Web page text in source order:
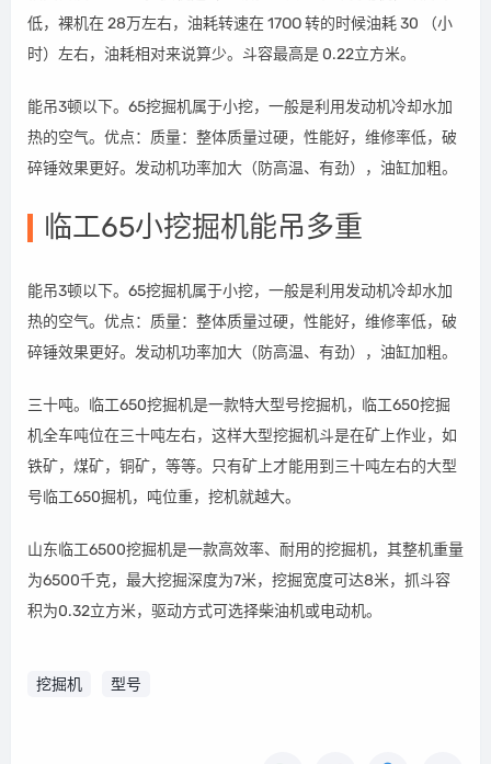
低，裸机在 28万左右，油耗转速在 17OO 转的时候油耗 30 （小
时）左右，油耗相对来说算少。斗容最高是 0.22立方米。
能吊3顿以下。65挖掘机属于小挖，一般是利用发动机冷却水加
热的空气。优点：质量：整体质量过硬，性能好，维修率低，破
碎锤效果更好。发动机功率加大（防高温、有劲），油缸加粗。
临工65小挖掘机能吊多重
能吊3顿以下。65挖掘机属于小挖，一般是利用发动机冷却水加
热的空气。优点：质量：整体质量过硬，性能好，维修率低，破
碎锤效果更好。发动机功率加大（防高温、有劲），油缸加粗。
三十吨。临工650挖掘机是一款特大型号挖掘机，临工650挖掘
机全车吨位在三十吨左右，这样大型挖掘机斗是在矿上作业，如
铁矿，煤矿，铜矿，等等。只有矿上才能用到三十吨左右的大型
号临工650掘机，吨位重，挖机就越大。
山东临工6500挖掘机是一款高效率、耐用的挖掘机，其整机重量
为6500千克，最大挖掘深度为7米，挖掘宽度可达8米，抓斗容
积为0.32立方米，驱动方式可选择柴油机或电动机。
挖掘机 型号